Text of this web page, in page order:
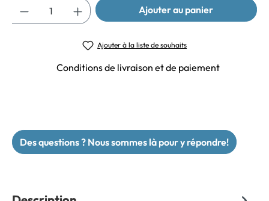
Ajouter au panier
Ajouter à la liste de souhaits
Conditions de livraison et de paiement
Des questions ? Nous sommes là pour y répondre!